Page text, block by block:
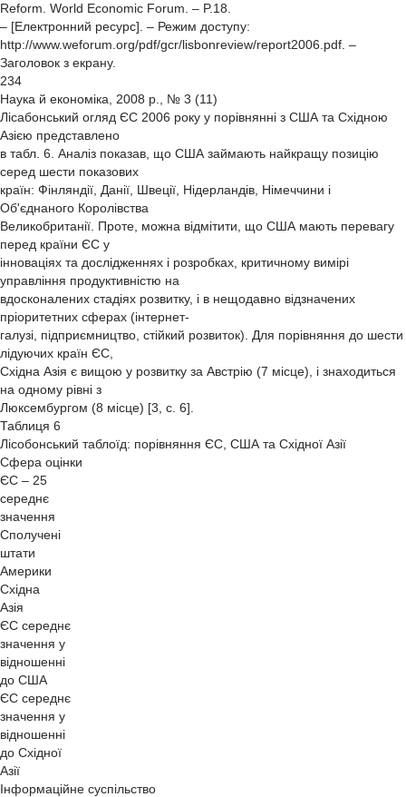
Reform. World Economic Forum. – P.18.
– [Електронний ресурс]. – Режим доступу:
http://www.weforum.org/pdf/gcr/lisbonreview/report2006.pdf. –
Заголовок з екрану.
234
Наука й економіка, 2008 р., № 3 (11)
Лісабонський огляд ЄС 2006 року у порівнянні з США та Східною
Азією представлено
в табл. 6. Аналіз показав, що США займають найкращу позицію
серед шести показових
країн: Фінляндії, Данії, Швеції, Нідерландів, Німеччини і
Об'єднаного Королівства
Великобританії. Проте, можна відмітити, що США мають перевагу
перед країни ЄС у
інноваціях та дослідженнях і розробках, критичному вимірі
управління продуктивністю на
вдосконалених стадіях розвитку, і в нещодавно відзначених
пріоритетних сферах (інтернет-
галузі, підприємництво, стійкий розвиток). Для порівняння до шести
лідуючих країн ЄС,
Східна Азія є вищою у розвитку за Австрію (7 місце), і знаходиться
на одному рівні з
Люксембургом (8 місце) [3, с. 6].
Таблиця 6
Лісобонський таблоїд: порівняння ЄС, США та Східної Азії
Сфера оцінки
ЄС – 25
середнє
значення
Сполучені
штати
Америки
Східна
Азія
ЄС середнє
значення у
відношенні
до США
ЄС середнє
значення у
відношенні
до Східної
Азії
Інформаційне суспільство